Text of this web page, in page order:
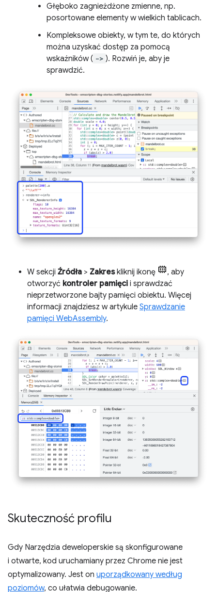
Głęboko zagnieżdżone zmienne, np.
posortowane elementy w wielkich tablicach.
Kompleksowe obiekty, w tym te, do których
można uzyskać dostęp za pomocą
wskaźników ( -> ). Rozwiń je, aby je
sprawdzić.
W sekcji Źródła > Zakreskliknij ikonę
, aby
otworzyć kontroler pamięci i sprawdzać
nieprzetworzone bajty pamięci obiektu. Więcej
informacji znajdziesz w artykule Sprawdzanie
pamięci WebAssembly.
Skuteczność profilu
Gdy Narzędzia deweloperskie są skonfigurowane
i otwarte, kod uruchamiany przez Chrome nie jest
optymalizowany. Jest on uporządkowany według
poziomów, co ułatwia debugowanie.